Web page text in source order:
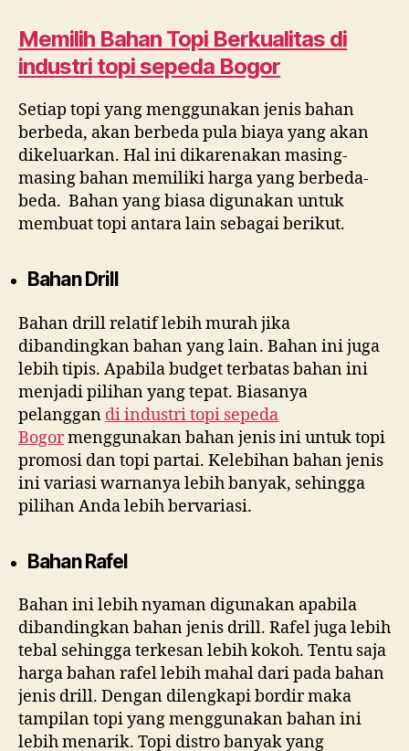
Memilih Bahan Topi Berkualitas di
industri topi sepeda Bogor
Setiap topi yang menggunakan jenis bahan
berbeda, akan berbeda pula biaya yang akan
dikeluarkan. Hal ini dikarenakan masing-
masing bahan memiliki harga yang berbeda-
beda. Bahan yang biasa digunakan untuk
membuat topi antara lain sebagai berikut.
Bahan Drill
Bahan drill relatif lebih murah jika
dibandingkan bahan yang lain. Bahan ini juga
lebih tipis. Apabila budget terbatas bahan ini
menjadi pilihan yang tepat. Biasanya
pelanggan diindustri topi sepeda
Bogormenggunakan bahan jenis ini untuk topi
promosi dan topi partai. Kelebihan bahan jenis
ini variasi warnanya lebih banyak, sehingga
pilihan Anda lebih bervariasi.
Bahan Rafel
Bahan ini lebih nyaman digunakan apabila
dibandingkan bahan jenis drill. Rafel juga lebih
tebal sehingga terkesan lebih kokoh. Tentu saja
harga bahan rafel lebih mahal dari pada bahan
jenis drill. Dengan dilengkapi bordir maka
tampilan topi yang menggunakan bahan ini
lebih menarik. Topi distro banyak yang